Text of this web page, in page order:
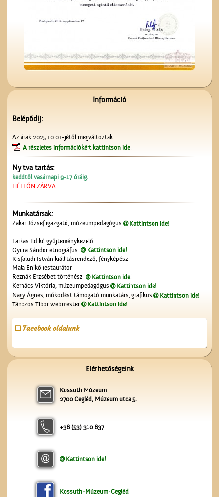
tegnap és ma...
A ceglédi szeszgyár
A Czeglédi Hengermalom
Rt. épülete
Cegléd a magasból
Patkós Irma szülei
Információ
Belépődíj:
Az árak 2025.10.01-jétől megváltoztak.
A részletes információkért kattintson ide!
Nyitva tartás:
keddtől vasárnapi 9-17 óráig.
HÉTFŐN ZÁRVA
Munkatársak:
Zakar József igazgató, múzeumpedagógus Kattintson ide!
Farkas Ildikó gyűjteménykezelő
Gyura Sándor etnográfus
Kattintson ide!
Kisfaludi István kiállításrendező, fényképész
Mala Enikő restaurátor
Reznák Erzsébet történész
Kattintson ide!
Kernács Viktória, múzeumpedagógus
Kattintson ide!
Nagy Ágnes, működést támogató munkatárs, grafikus
Kattintson ide!
Tánczos Tibor webmester
Kattintson ide!
Facebook oldalunk
Elérhetőségeink
Kossuth Múzeum
2700 Cegléd, Múzeum utca 5.
+36 (53) 310 637
Kattintson ide!
Kossuth-Múzeum-Cegléd